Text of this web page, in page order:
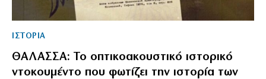
ΙΣΤΟΡΙΑ
ΘΑΛΑΣΣΑ: Το οπτικοακουστικό ιστορικό
ντοκουμέντο που φωτίζει την ιστορία των